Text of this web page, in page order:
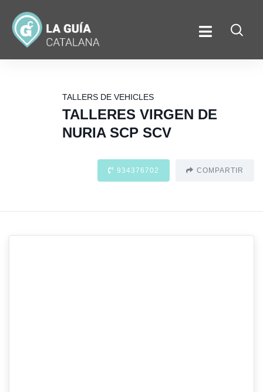
TALLERS DE VEHICLES
TALLERES VIRGEN DE
NURIA SCP SCV
934376702 COMPARTIR